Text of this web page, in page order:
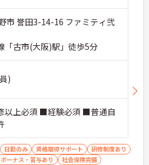
市 誉田3-14-16 ファミティ弐
「古市(大阪)駅」徒歩5分
)
以上必須 ■経験必須 ■普通自
日勤のみ 資格取得サポート
研修制度あり
ボーナス・賞与あり
社会保険完備